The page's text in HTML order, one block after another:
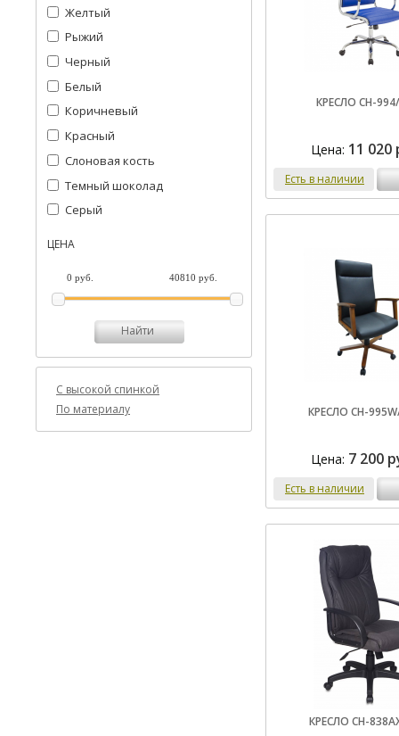
Желтый
Рыжий
Черный
Белый
Коричневый
Красный
Слоновая кость
Темный шоколад
Серый
ЦЕНА
Найти
C высокой спинкой
По материалу
КРЕСЛО CH-994/
Цена: 11 020
Есть в наличии
КРЕСЛО CH-
Цена: 7 200
Есть в наличии
КРЕСЛО CH-